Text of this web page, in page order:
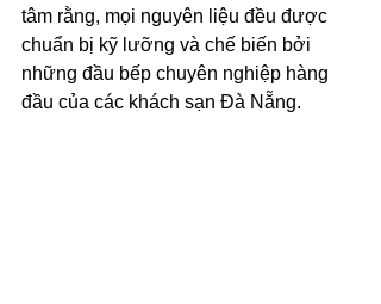
tâm rằng, mọi nguyên liệu đều được
chuẩn bị kỹ lưỡng và chế biến bởi
những đầu bếp chuyên nghiệp hàng
đầu của các khách sạn Đà Nẵng.